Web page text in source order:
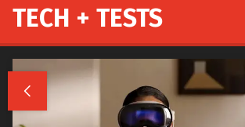
TECH + TESTS
